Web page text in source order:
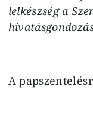
lelkészség a
A